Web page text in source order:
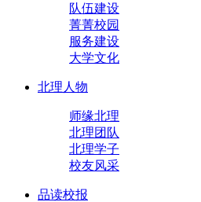
队伍建设
菁菁校园
服务建设
大学文化
北理人物
师缘北理
北理团队
北理学子
校友风采
品读校报